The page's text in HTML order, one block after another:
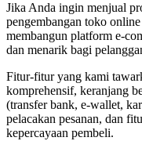
Jika Anda ingin menjual
pengembangan toko
membangun platform e-
dan menarik bagi
Fitur-fitur yang kami
komprehensif, keranjang
(transfer bank, e-wallet,
pelacakan pesanan, dan
kepercayaan pembeli.